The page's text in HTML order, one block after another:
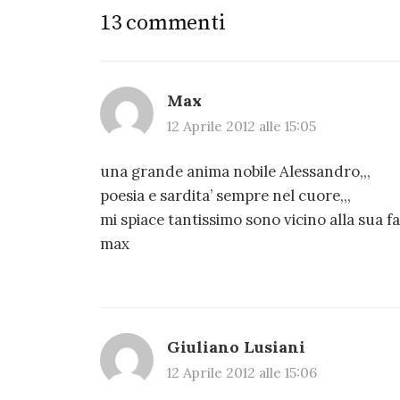
13 commenti
Max
12 Aprile 2012 alle 15:05
una grande anima nobile Alessandro,,,
poesia e sardita’ sempre nel cuore,,,
mi spiace tantissimo sono vicino alla sua
max
Giuliano Lusiani
12 Aprile 2012 alle 15:06